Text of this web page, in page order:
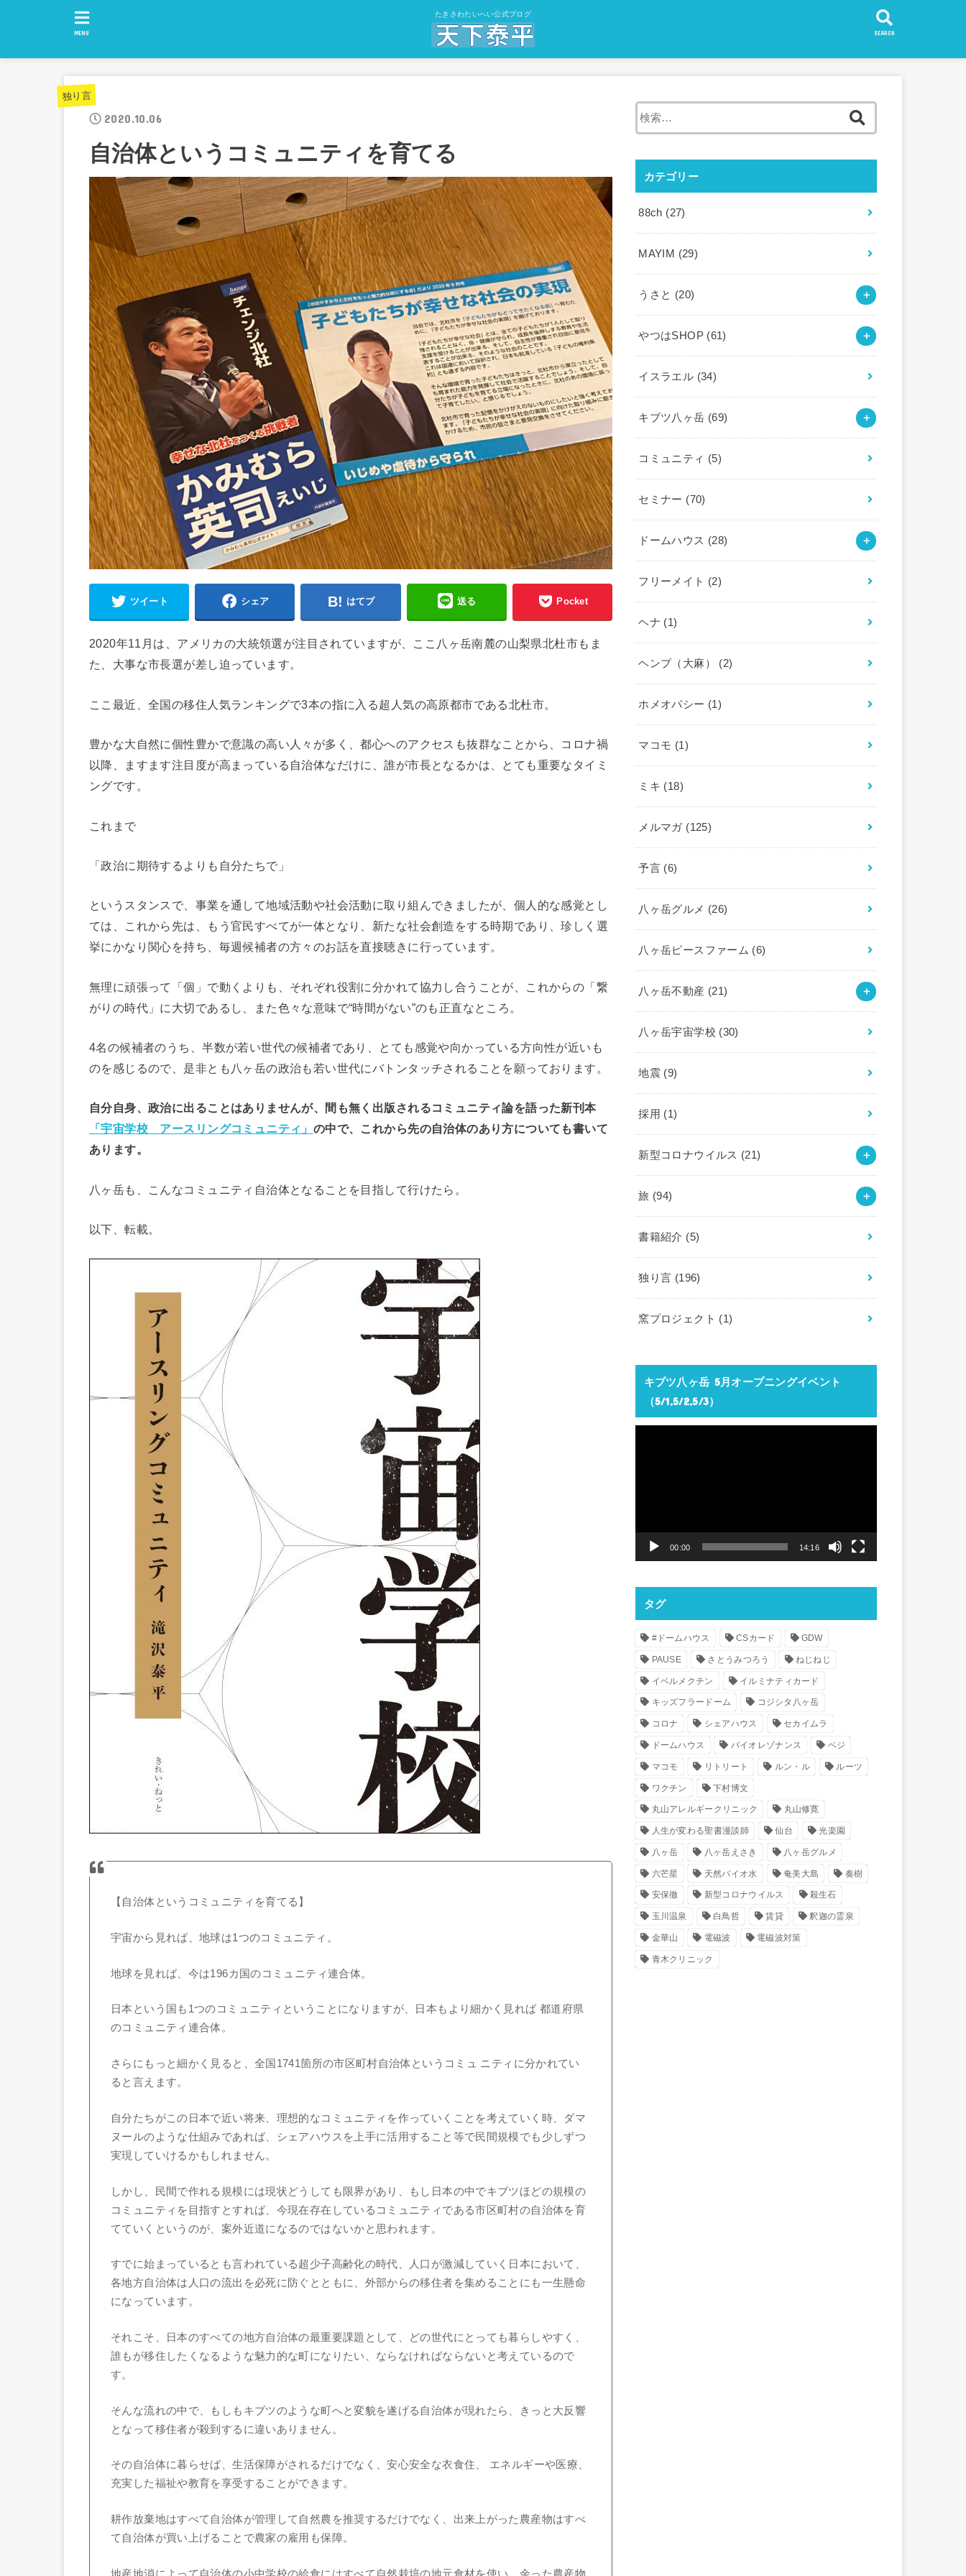
たきさわたいへい公式ブログ
SEARCH
MENU
独り言
2020.10.06
自治体というコミュニティを育てる
ツイート シェア はてブ 送る Pocket
2020年11月は、アメリカの大統領選が注目されていますが、ここ八ヶ岳南麓の山梨県北杜市もま
た、大事な市長選が差し迫っています。
ここ最近、全国の移住人気ランキングで3本の指に入る超人気の高原都市である北杜市。
豊かな大自然に個性豊かで意識の高い人々が多く、都心へのアクセスも抜群なことから、コロナ禍
以降、ますます注目度が高まっている自治体なだけに、誰が市長となるかは、とても重要なタイミ
ングです。
これまで
「政治に期待するよりも自分たちで」
というスタンスで、事業を通して地域活動や社会活動に取り組んできましたが、個人的な感覚とし
ては、これから先は、もう官民すべてが一体となり、新たな社会創造をする時期であり、珍しく選
挙にかなり関心を持ち、毎週候補者の方々のお話を直接聴きに行っています。
無理に頑張って「個」で動くよりも、それぞれ役割に分かれて協力し合うことが、これからの「繋
がりの時代」に大切であるし、また色々な意味で“時間がない”のも正直なところ。
4名の候補者のうち、半数が若い世代の候補者であり、とても感覚や向かっている方向性が近いも
のを感じるので、是非とも八ヶ岳の政治も若い世代にバトンタッチされることを願っております。
自分自身、政治に出ることはありませんが、間も無く出版されるコミュニティ論を語った新刊本
「宇宙学校 アースリングコミュニティ」 の中で、これから先の自治体のあり方についても書いて
あります。
八ヶ岳も、こんなコミュニティ自治体となることを目指して行けたら。
以下、転載。
【自治体というコミュニティを育てる】
宇宙から見れば、地球は1つのコミュニティ。
地球を見れば、今は196カ国のコミュニティ連合体。
日本という国も1つのコミュニティということになりますが、日本もより細かく見れば 都道府県
のコミュニティ連合体。
さらにもっと細かく見ると、全国1741箇所の市区町村自治体というコミュ ニティに分かれてい
ると言えます。
自分たちがこの日本で近い将来、理想的なコミュニティを作っていくことを考えていく時、ダマ
ヌールのような仕組みであれば、シェアハウスを上手に活用すること等で民間規模でも少しずつ
実現していけるかもしれません。
しかし、民間で作れる規模には現状どうしても限界があり、もし日本の中でキブツほどの規模の
コミュニティを目指すとすれば、今現在存在しているコミュニティである市区町村の自治体を育
てていくというのが、案外近道になるのではないかと思われます。
すでに始まっているとも言われている超少子高齢化の時代、人口が激減していく日本において、
各地方自治体は人口の流出を必死に防ぐとともに、外部からの移住者を集めることにも一生懸命
になっています。
それこそ、日本のすべての地方自治体の最重要課題として、どの世代にとっても暮らしやすく、
誰もが移住したくなるような魅力的な町になりたい、ならなければならないと考えているので
す。
そんな流れの中で、もしもキブツのような町へと変貌を遂げる自治体が現れたら、きっと大反響
となって移住者が殺到するに違いありません。
その自治体に暮らせば、生活保障がされるだけでなく、安心安全な衣食住、 エネルギーや医療、
充実した福祉や教育を享受することができます。
耕作放棄地はすべて自治体が管理して自然農を推奨するだけでなく、出来上がった農産物はすべ
て自治体が買い上げることで農家の雇用も保障。
カテゴリー
88ch (27)
MAYIM (29)
うさと (20)
やつはSHOP (61)
イスラエル (34)
キブツ八ヶ岳 (69)
コミュニティ (5)
セミナー (70)
ドームハウス (28)
フリーメイト (2)
ヘナ (1)
ヘンプ（大麻） (2)
ホメオパシー (1)
マコモ (1)
ミキ (18)
メルマガ (125)
予言 (6)
八ヶ岳グルメ (26)
八ヶ岳ピースファーム (6)
八ヶ岳不動産 (21)
八ヶ岳宇宙学校 (30)
地震 (9)
採用 (1)
新型コロナウイルス (21)
旅 (94)
書籍紹介 (5)
独り言 (196)
窯プロジェクト (1)
キブツ八ヶ岳 5月オープニングイベント
（5/1,5/2,5/3）
ヤ
00:00 14:16
タグ
#ドームハウス CSカード GDW
PAUSE さとうみつろう ねじねじ
イベルメクチン イルミナティカード
キッズフラードーム コジシタ八ヶ岳
コロナ シェアハウス セカイムラ
ドームハウス バイオレゾナンス ベジ
マコモ リトリート ルン・ル ルーツ
ワクチン 下村博文
丸山アレルギークリニック 丸山修寛
人生が変わる聖書漫談師 仙台 光楽園
八ヶ岳 八ヶ岳えさき 八ヶ岳グルメ
六芒星 天然バイオ水 奄美大島 奏樹
安保徹 新型コロナウイルス 殺生石
玉川温泉 白鳥哲 賃貸 釈迦の霊泉
金華山 電磁波 電磁波対策
青木クリニック